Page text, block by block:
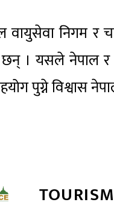
वायुसेवा निगम र
छन् । यसले नेपाल र
पुग्ने विश्वास